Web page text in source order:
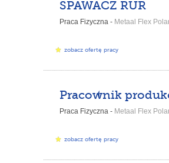
SPAWACZ RUR
Praca Fizyczna - Metaal Flex
zobacz ofertę pracy
Praca Fizyczna - Metaal Flex
zobacz ofertę pracy